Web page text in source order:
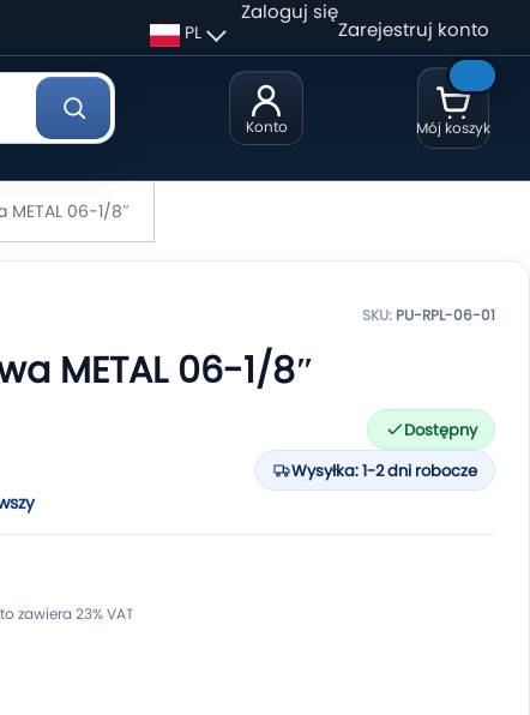
Konto
PL
Zaloguj się
Zarejestruj konto
Mój koszyk
METAL 06-1/8″
SKU: PU-RPL-06-01
METAL 06-1/8″
Dostępny
Wysyłka: 1-2 dni robocze